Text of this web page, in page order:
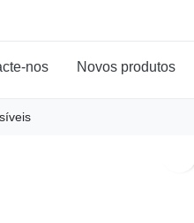
nos Novos produtos